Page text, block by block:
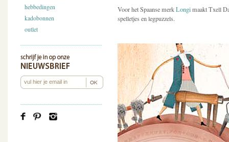
hebbedingen
kadobonnen
outlet
Voor het Spaanse merkLongimaakt Txell
spelletjes en legpuzzels.